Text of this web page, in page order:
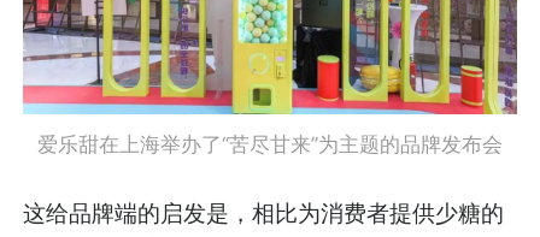
爱乐甜在上海举办了“苦尽甘来”为主题的品牌发布会
这给品牌端的启发是，相比为消费者提供少糖的